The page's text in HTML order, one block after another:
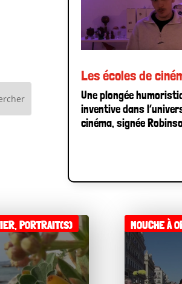
Les écoles de
Une plongée
inventive dans
cinéma, signée
,PORTRAIT(S) MOUCHE À